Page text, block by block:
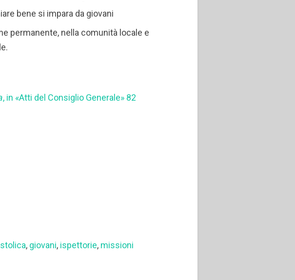
bene si impara da giovani
permanente, nella comunità locale e
, in «Atti del Consiglio Generale» 82
, giovani, ispettorie, missioni